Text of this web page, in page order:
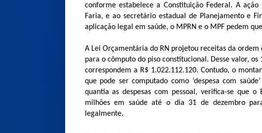
conforme estabelece a Constituição Federal. A
Faria, e ao secretário estadual de Planejamento e
aplicação legal em saúde, o MPRN e o MPF pedem
A Lei Orçamentária do RN projetou receitas da
para o cômputo do piso constitucional. Desse valor,
correspondem a R$ 1.022.112.120. Contudo, o
que pode ser computado como ‘despesa com
quantia as despesas com pessoal, verifica-se que
milhões em saúde até o dia 31 de dezembro
legalmente.